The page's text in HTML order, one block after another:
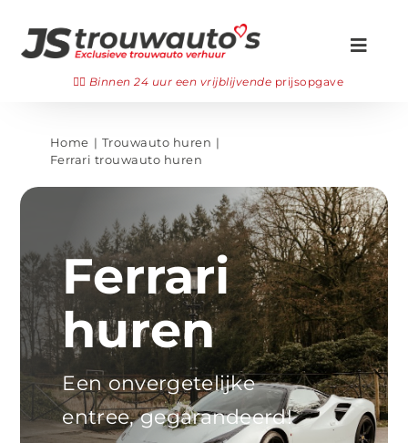
naar
inhoud
Onze trouwauto’s
Gala auto huren
👉🏻 Offerte aanvragen
Veelgestelde vragen
Bezichtigen
WhatsApp ons
+31 6 223 921 69
👉🏻 Binnen 24 uur een vrijblijvende prijsopgave
Home
Trouwauto huren
Ferrari trouwauto huren
Ferrari
huren
Een onvergetelijke
entree, gegarandeerd!